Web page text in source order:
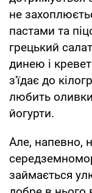
не
пастами та
грецький
динею і
з'їдає до
любить
йогурти.
Але, напевно,
займається